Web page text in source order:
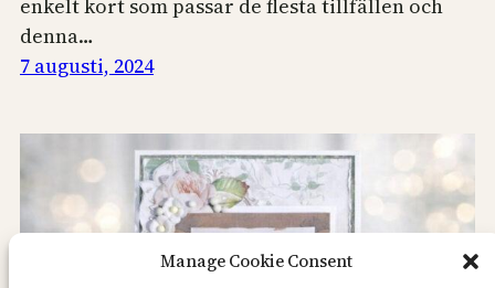
Manage Cookie Consent
enkelt kort som passar de flesta tillfällen och
denna…
7 augusti, 2024